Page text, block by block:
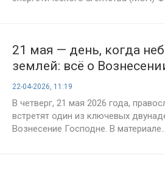
21 мая — день, когда
землей: всё о
22-04-2026, 11:19
В четверг, 21 мая 2026 года,
встретят один из ключевых
Вознесение Господне. В